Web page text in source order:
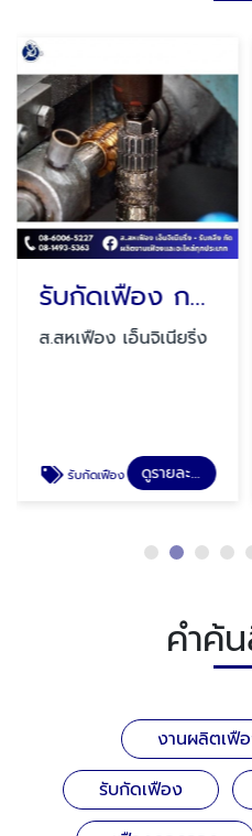
รับกัดเฟือง กรุงเทพ
ส.สหเฟือง เอ็นจิเนียริ่ง
รับกัดเฟือง ดูรายละเอียด
คำค้
งานผลิตเฟื
รับกัดเฟือง